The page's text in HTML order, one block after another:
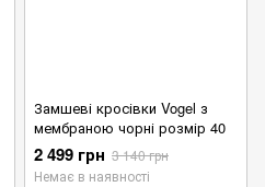
Замшеві кросівки Vogel з
мембраною чорні розмір 40
2 499 грн 3 140 грн
Немає в наявності